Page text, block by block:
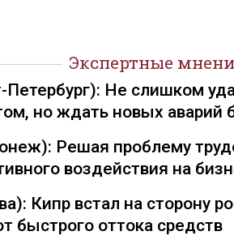
Экспертные
Петербург): Не слишком
но ждать новых аварий
Решая проблему
воздействия на
Кипр встал на сторону
быстрого оттока средств